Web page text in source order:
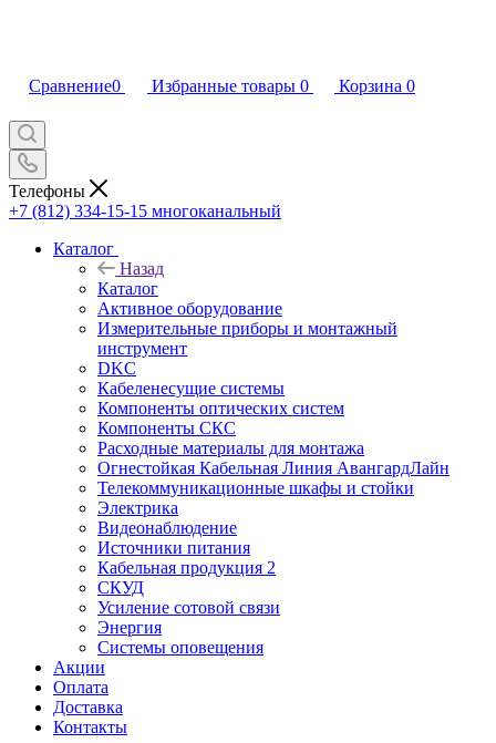
Сравнение0 Избранные товары 0 Корзина 0
Телефоны
+7 (812) 334-15-15 многоканальный
Каталог
Назад
Каталог
Активное оборудование
Измерительные приборы и монтажный
инструмент
DKC
Кабеленесущие системы
Компоненты оптических систем
Компоненты СКС
Расходные материалы для монтажа
Огнестойкая Кабельная Линия АвангардЛайн
Телекоммуникационные шкафы и стойки
Электрика
Видеонаблюдение
Источники питания
Кабельная продукция 2
СКУД
Усиление сотовой связи
Энергия
Системы оповещения
Акции
Оплата
Доставка
Контакты